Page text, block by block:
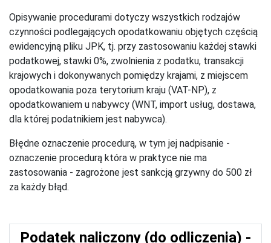
Opisywanie procedurami dotyczy wszystkich rodzajów
czynności podlegających opodatkowaniu objętych częścią
ewidencyjną pliku JPK, tj. przy zastosowaniu każdej stawki
podatkowej, stawki 0%, zwolnienia z podatku, transakcji
krajowych i dokonywanych pomiędzy krajami, z miejscem
opodatkowania poza terytorium kraju (VAT-NP), z
opodatkowaniem u nabywcy (WNT, import usług, dostawa,
dla której podatnikiem jest nabywca).
Błędne oznaczenie procedurą, w tym jej nadpisanie -
oznaczenie procedurą która w praktyce nie ma
zastosowania - zagrożone jest sankcją grzywny do 500 zł
za każdy błąd.
Podatek naliczony (do odliczenia) -